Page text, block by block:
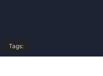
Tags: